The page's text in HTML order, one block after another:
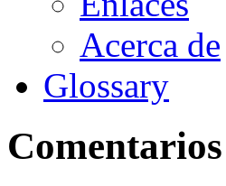
Acerca de
Glossary